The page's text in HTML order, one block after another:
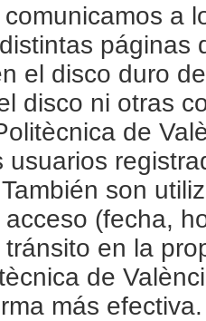
a
páginas
el disco duro
disco ni otras
de
usuarios
son
(fecha,
en la
de
más efectiva.